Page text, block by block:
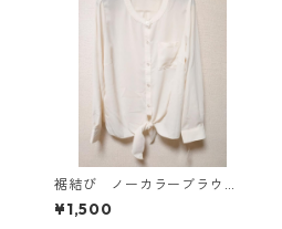
裾結び ノーカラーブラウ
ス ３Ｌ アイボリー KAE-
4813
¥1,500